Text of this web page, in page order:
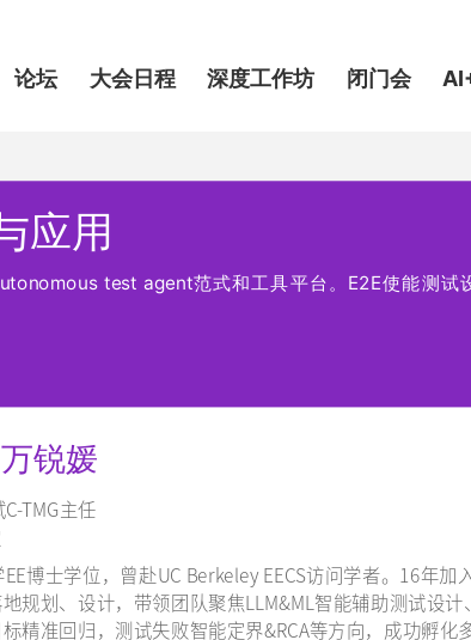
论坛 大会日程 深度工作坊 闭门会
锐媛
TMG主任
博士学位，曾赴UC Berkeley EECS访问学者。16年
规划、设计，带领团队聚焦LLM&ML智能辅助测试设
精准回归，测试失败智能定界&RCA等方向，成功孵
应用
test agent范式和工具平台。E2E使能测试